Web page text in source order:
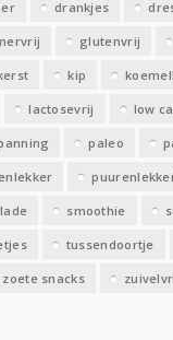
drankjes
glutenvrij
kip
lactosevrij low
paleo
smoothie
tussendoortje
zoete snacks